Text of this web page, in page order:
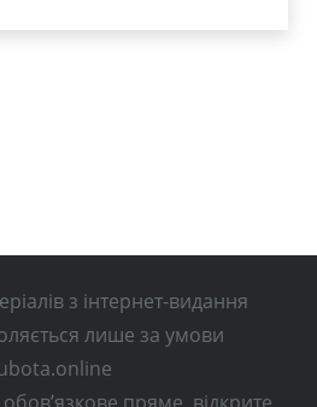
з інтернет-видання
лише за умови